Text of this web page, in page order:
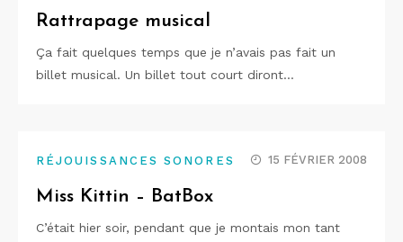
Rattrapage musical
Ça fait quelques temps que je n’avais pas fait un
billet musical. Un billet tout court diront…
RÉJOUISSANCES SONORES 15 FÉVRIER 2008
Miss Kittin – BatBox
C’était hier soir, pendant que je montais mon tant